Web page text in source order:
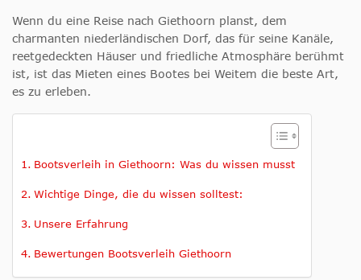
Wenn du eine Reise nach Giethoorn planst, dem
charmanten niederländischen Dorf, das für seine Kanäle,
reetgedeckten Häuser und friedliche Atmosphäre berühmt
ist, ist das Mieten eines Bootes bei Weitem die beste Art,
es zu erleben.
Bootsverleih in Giethoorn: Was du wissen musst
Wichtige Dinge, die du wissen solltest:
Unsere Erfahrung
Bewertungen Bootsverleih Giethoorn